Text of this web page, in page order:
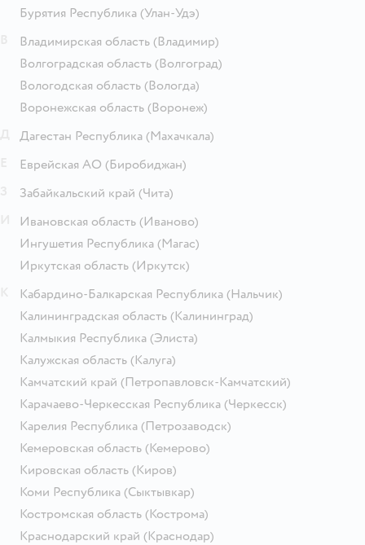
Бурятия Республика (Улан-Удэ)
Владимирская область (Владимир)
Волгоградская область (Волгоград)
Вологодская область (Вологда)
Воронежская область (Воронеж)
Дагестан Республика (Махачкала)
Еврейская АО (Биробиджан)
Забайкальский край (Чита)
Ивановская область (Иваново)
Ингушетия Республика (Магас)
Иркутская область (Иркутск)
Кабардино-Балкарская Республика (Нальчик)
Калининградская область (Калининград)
Калмыкия Республика (Элиста)
Калужская область (Калуга)
Камчатский край (Петропавловск-Камчатский)
Карачаево-Черкесская Республика (Черкесск)
Карелия Республика (Петрозаводск)
Кемеровская область (Кемерово)
Кировская область (Киров)
Коми Республика (Сыктывкар)
Костромская область (Кострома)
Краснодарский край (Краснодар)